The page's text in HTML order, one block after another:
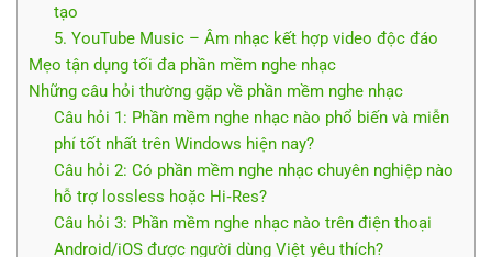
tạo
5. YouTube Music – Âm nhạc kết hợp video độc đáo
Mẹo tận dụng tối đa phần mềm nghe nhạc
Những câu hỏi thường gặp về phần mềm nghe nhạc
Câu hỏi 1: Phần mềm nghe nhạc nào phổ biến và miễn
phí tốt nhất trên Windows hiện nay?
Câu hỏi 2: Có phần mềm nghe nhạc chuyên nghiệp nào
hỗ trợ lossless hoặc Hi‑Res?
Câu hỏi 3: Phần mềm nghe nhạc nào trên điện thoại
Android/iOS được người dùng Việt yêu thích?